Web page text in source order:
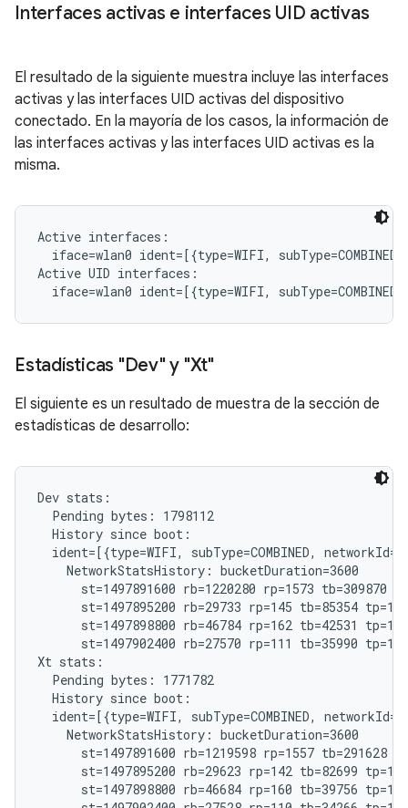
Interfaces activas e interfaces UID activas
El resultado de la siguiente muestra incluye las interfaces
activas y las interfaces UID activas del dispositivo
conectado. En la mayoría de los casos, la información de
las interfaces activas y las interfaces UID activas es la
misma.
Active interfaces:
iface=wlan0 ident=[{type=WIFI,
Active UID interfaces:
Estadísticas "Dev" y "Xt"
El siguiente es un resultado de muestra de la sección de
estadísticas de desarrollo:
Dev stats:
  Pending bytes: 1798112
  History since boot:
ident=[{type=WIFI, subType=COMBINED,
    NetworkStatsHistory: bucketDuration=3600
st=1497891600 rb=1220280 rp=1573 tb=309870
st=1497895200 rb=29733 rp=145 tb=85354
st=1497898800 rb=46784 rp=162 tb=42531
st=1497902400 rb=27570 rp=111 tb=35990
Xt stats:
  Pending bytes: 1771782
  History since boot:
ident=[{type=WIFI, subType=COMBINED,
    NetworkStatsHistory: bucketDuration=3600
st=1497891600 rb=1219598 rp=1557 tb=291628
st=1497895200 rb=29623 rp=142 tb=82699
st=1497898800 rb=46684 rp=160 tb=39756